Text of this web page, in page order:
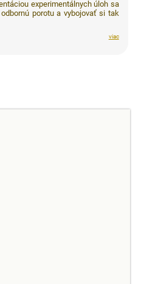
experimentálnych úloh sa
porotu a vybojovať si tak
viac